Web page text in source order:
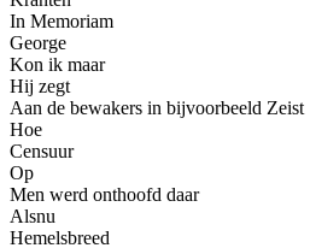
In Memoriam
George
Kon ik maar
Hij zegt
Aan de bewakers in bijvoorbeeld Zeist
Hoe
Censuur
Op
Men werd onthoofd daar
Alsnu
Hemelsbreed